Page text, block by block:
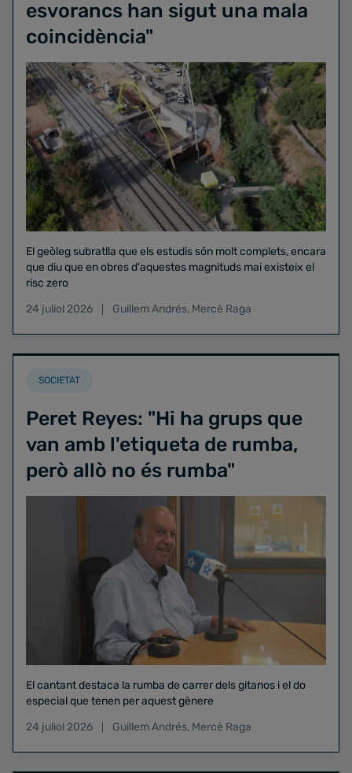
esvorancs han sigut una mala
coincidència"
El geòleg subratlla que els estudis són molt complets, encara
que diu que en obres d'aquestes magnituds mai existeix el
risc zero
24 juliol 2026
Guillem Andrés, Mercè Raga
SOCIETAT
Peret Reyes: "Hi ha grups que
van amb l'etiqueta de rumba,
però allò no és rumba"
El cantant destaca la rumba de carrer dels gitanos i el do
especial que tenen per aquest gènere
24 juliol 2026
Guillem Andrés, Mercè Raga